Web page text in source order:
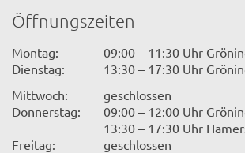
Öffnungszeiten
Montag:
09:00 – 11:30 Uhr
Dienstag:
13:30 – 17:30 Uhr
Mittwoch:
geschlossen
Donnerstag:
09:00 – 12:00 Uhr
13:30 – 17:30 Uhr
Freitag:
geschlossen